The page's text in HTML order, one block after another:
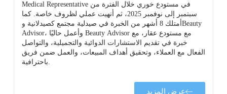
Medical Representative في مستودع خوري خلال الفترة من
سبتمبر إلى نوفمبر 2025، ثم أنهيت عملي لظروف خاصة. كما
أمتلك 8 أشهر من الخبرة في صيدلية مجتمع كصيدلانية وBeauty
Advisor، وأعمل حاليًا Beauty Advisor مع مستودع عقار، مع
خبرة في تقديم الاستشارات الدوائية والتجميلية، والتواصل
الفعال مع العملاء، وتحقيق أهداف المبيعات، والعمل ضمن فريق
باحترافية.
عرض المزيد